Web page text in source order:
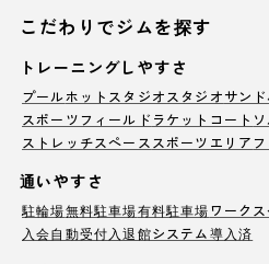
こだわりでジムを探す
トレーニングしやすさ
プールホットスタジオ スタジオサン
スポーツフィールド ラケットコート
ストレッチスペース スポーツエリア
通いやすさ
駐輪場無料駐車場有料駐車場ワーク
入会自動受付 入退館システム導入済